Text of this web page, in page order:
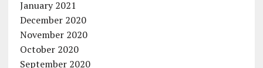
January 2021
December 2020
November 2020
October 2020
September 2020